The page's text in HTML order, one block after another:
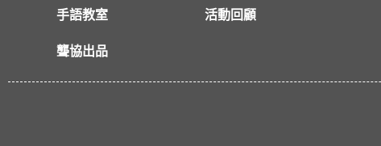
手語教室
聾協出品
活動回顧